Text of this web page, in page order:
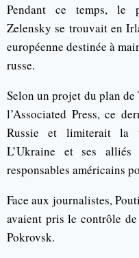
Pendant ce temps, le
Zelensky se trouvait en
européenne destinée à
russe.
Selon un projet du plan
l’Associated Press, ce
Russie et limiterait la
L’Ukraine et ses alliés
responsables américains
Face aux journalistes,
avaient pris le contrôle
Pokrovsk.